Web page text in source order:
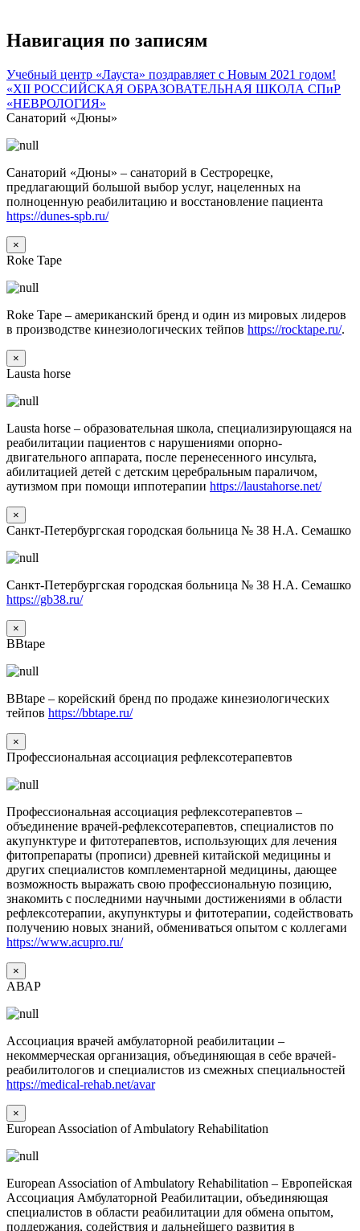
Навигация по записям
Учебный центр «Лауста» поздравляет с Новым 2021 годом!
«XII РОССИЙСКАЯ ОБРАЗОВАТЕЛЬНАЯ ШКОЛА СПиР
«НЕВРОЛОГИЯ»
Санаторий «Дюны»
Санаторий «Дюны» – санаторий в Сестрорецке,
предлагающий большой выбор услуг, нацеленных на
полноценную реабилитацию и восстановление пациента
https://dunes-spb.ru/
×
Roke Tape
Roke Tape – американский бренд и один из мировых лидеров
в производстве кинезиологических тейпов https://rocktape.ru/.
×
Lausta horse
Lausta horse – образовательная школа, специализирующаяся на
реабилитации пациентов с нарушениями опорно-
двигательного аппарата, после перенесенного инсульта,
абилитацией детей с детским церебральным параличом,
аутизмом при помощи иппотерапии https://laustahorse.net/
×
Санкт-Петербургская городская больница № 38 Н.А. Семашко
Санкт-Петербургская городская больница № 38 Н.А. Семашко
https://gb38.ru/
×
BBtape
BBtape – корейский бренд по продаже кинезиологических
тейпов https://bbtape.ru/
×
Профессиональная ассоциация рефлексотерапевтов
Профессиональная ассоциация рефлексотерапевтов –
объединение врачей-рефлексотерапевтов, специалистов по
акупунктуре и фитотерапевтов, использующих для лечения
фитопрепараты (прописи) древней китайской медицины и
других специалистов комплементарной медицины, дающее
возможность выражать свою профессиональную позицию,
знакомить с последними научными достижениями в области
рефлексотерапии, акупунктуры и фитотерапии, содействовать
получению новых знаний, обмениваться опытом с коллегами
https://www.acupro.ru/
×
АВАР
Ассоциация врачей амбулаторной реабилитации –
некоммерческая организация, объединяющая в себе врачей-
реабилитологов и специалистов из смежных специальностей
https://medical-rehab.net/avar
×
European Association of Ambulatory Rehabilitation
European Association of Ambulatory Rehabilitation – Европейская
Ассоциация Амбулаторной Реабилитации, объединяющая
специалистов в области реабилитации для обмена опытом,
поддержания, содействия и дальнейшего развития в